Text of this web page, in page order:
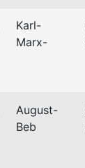
Karl-
Marx-
August-
Beb